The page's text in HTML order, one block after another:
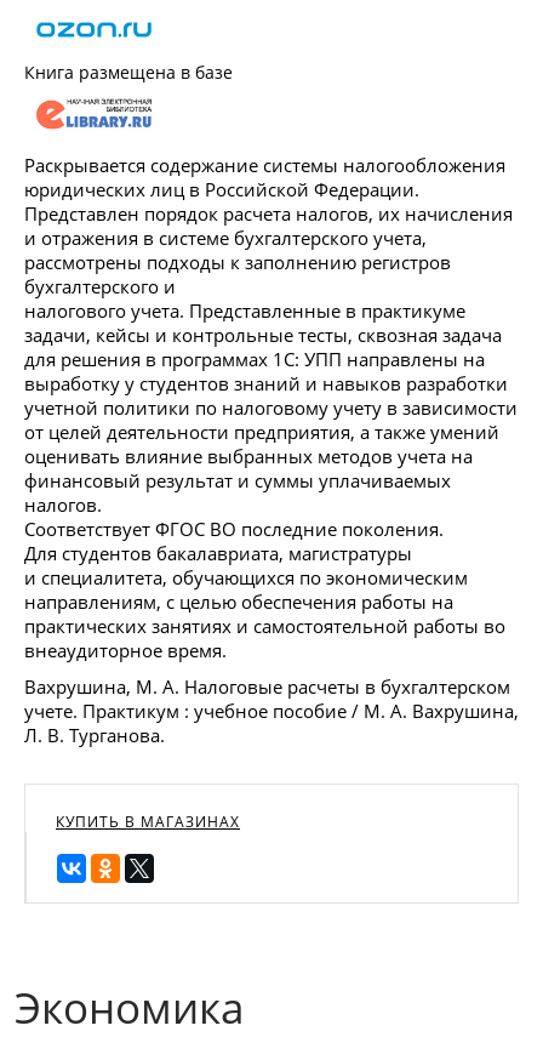
Книга размещена в базе
Раскрывается содержание системы налогообложения
юридических лиц в Российской Федерации.
Представлен порядок расчета налогов, их начисления
и отражения в системе бухгалтерского учета,
рассмотрены подходы к заполнению регистров
бухгалтерского и
налогового учета. Представленные в практикуме
задачи, кейсы и контрольные тесты, сквозная задача
для решения в программах 1С: УПП направлены на
выработку у студентов знаний и навыков разработки
учетной политики по налоговому учету в зависимости
от целей деятельности предприятия, а также умений
оценивать влияние выбранных методов учета на
финансовый результат и суммы уплачиваемых
налогов.
Соответствует ФГОС ВО последние поколения.
Для студентов бакалавриата, магистратуры
и специалитета, обучающихся по экономическим
направлениям, с целью обеспечения работы на
практических занятиях и самостоятельной работы во
внеаудиторное время.
Вахрушина, М. А. Налоговые расчеты в бухгалтерском
учете. Практикум : учебное пособие / М. А. Вахрушина,
Л. В. Турганова.
КУПИТЬ В МАГАЗИНАХ
Экономика